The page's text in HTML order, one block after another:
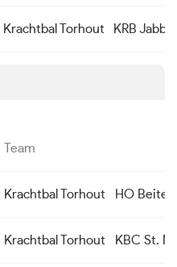
Krachtbal Torhout KRB
Team
Krachtbal Torhout HO
Krachtbal Torhout KBC St.